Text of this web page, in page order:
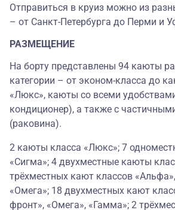
Отправиться в круиз можно из
– от Санкт-Петербурга до Перми и
РАЗМЕЩЕНИЕ
На борту представлены 94 каюты
категории – от эконом-класса до
«Люкс», каюты со всеми
кондиционер), а также с
(раковина).
2 каюты класса «Люкс»; 7
«Сигма»; 4 двухместные каюты
трёхместных кают классов
«Омега»; 18 двухместных кают
фронт», «Омега», «Гамма»; 2